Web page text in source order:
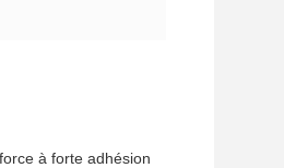
à forte adhésion